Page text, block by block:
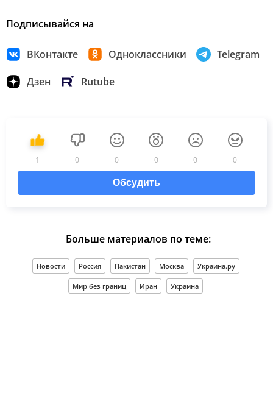
Подписывайся на
ВКонтакте Одноклассники Telegram
Дзен Rutube
1 0 0 0 0 0
Обсудить
Больше материалов по теме:
Новости Россия Пакистан Москва Украина.ру
Мир без границ Иран Украина